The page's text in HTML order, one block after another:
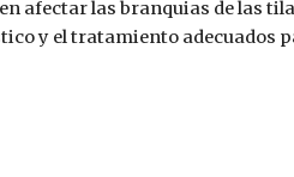
afectar las branquias de las
y el tratamiento adecuados